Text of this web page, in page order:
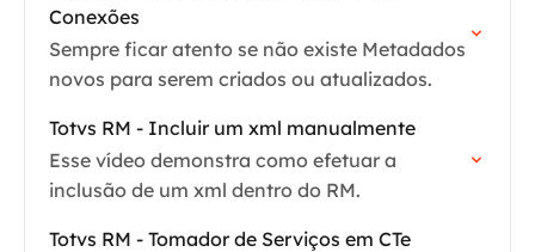
Conexões
Sempre ficar atento se não existe Metadados
novos para serem criados ou atualizados.
Totvs RM - Incluir um xml manualmente
Esse vídeo demonstra como efetuar a
inclusão de um xml dentro do RM.
Totvs RM - Tomador de Serviços em CTe